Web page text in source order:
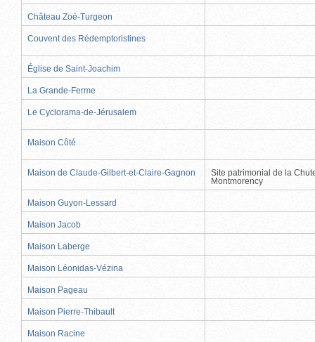
Château Zoé-Turgeon
Couvent des Rédemptoristines
Église de Saint-Joachim
La Grande-Ferme
Le Cyclorama-de-Jérusalem
Maison Côté
Maison de Claude-Gilbert-et-Claire-Gagnon
Site patrimonial de la
Montmorency
Maison Guyon-Lessard
Maison Jacob
Maison Laberge
Maison Léonidas-Vézina
Maison Pageau
Maison Pierre-Thibault
Maison Racine